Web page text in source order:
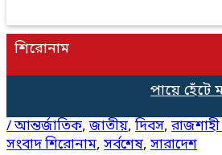
শিরোনাম
পায়ে হেঁটে
/আন্তর্জাতিক,জাতীয়, দিবস,
সংবাদ শিরোনাম, সর্বশেষ, সারাদেশ